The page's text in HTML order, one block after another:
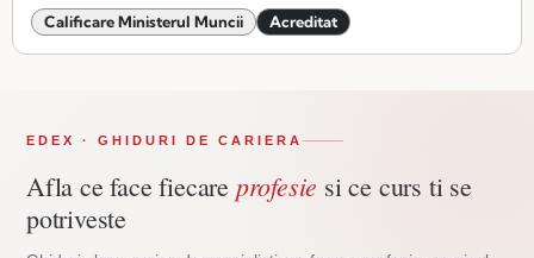
Calificare Ministerul Muncii Acreditat
EDEX · GHIDURI DE CARIERA
Afla ce face fiecare profesie si ce curs ti se
potriveste